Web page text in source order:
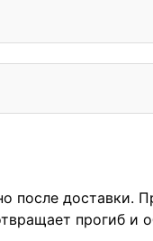
после доставки.
прогиб и